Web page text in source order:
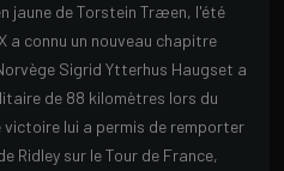
jaune de Torstein Træen, l'été
a connu un nouveau chapitre
Sigrid Ytterhus Haugset a
de 88 kilomètres lors du
victoire lui a permis de remporter
Ridley sur le Tour de France,